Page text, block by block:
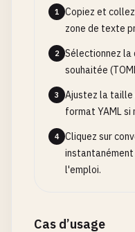
1
Copiez et
zone de texte
2
Sélectionnez la
souhaitée
3
Ajustez la taille
format YAML si
4
Cliquez sur
l'emploi.
Cas d’usage